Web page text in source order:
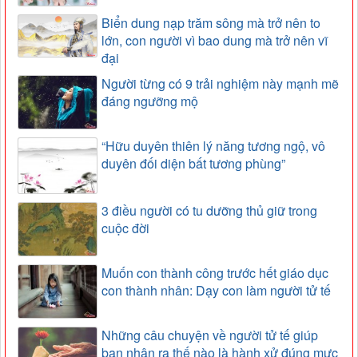
Biển dung nạp trăm sông mà trở nên to
lớn, con người vì bao dung mà trở nên vĩ
đại
Người từng có 9 trải nghiệm này mạnh mẽ
đáng ngưỡng mộ
“Hữu duyên thiên lý năng tương ngộ, vô
duyên đối diện bất tương phùng”
3 điều người có tu dưỡng thủ giữ trong
cuộc đời
Muốn con thành công trước hết giáo dục
con thành nhân: Dạy con làm người tử tế
Những câu chuyện về người tử tế giúp
bạn nhận ra thế nào là hành xử đúng mực